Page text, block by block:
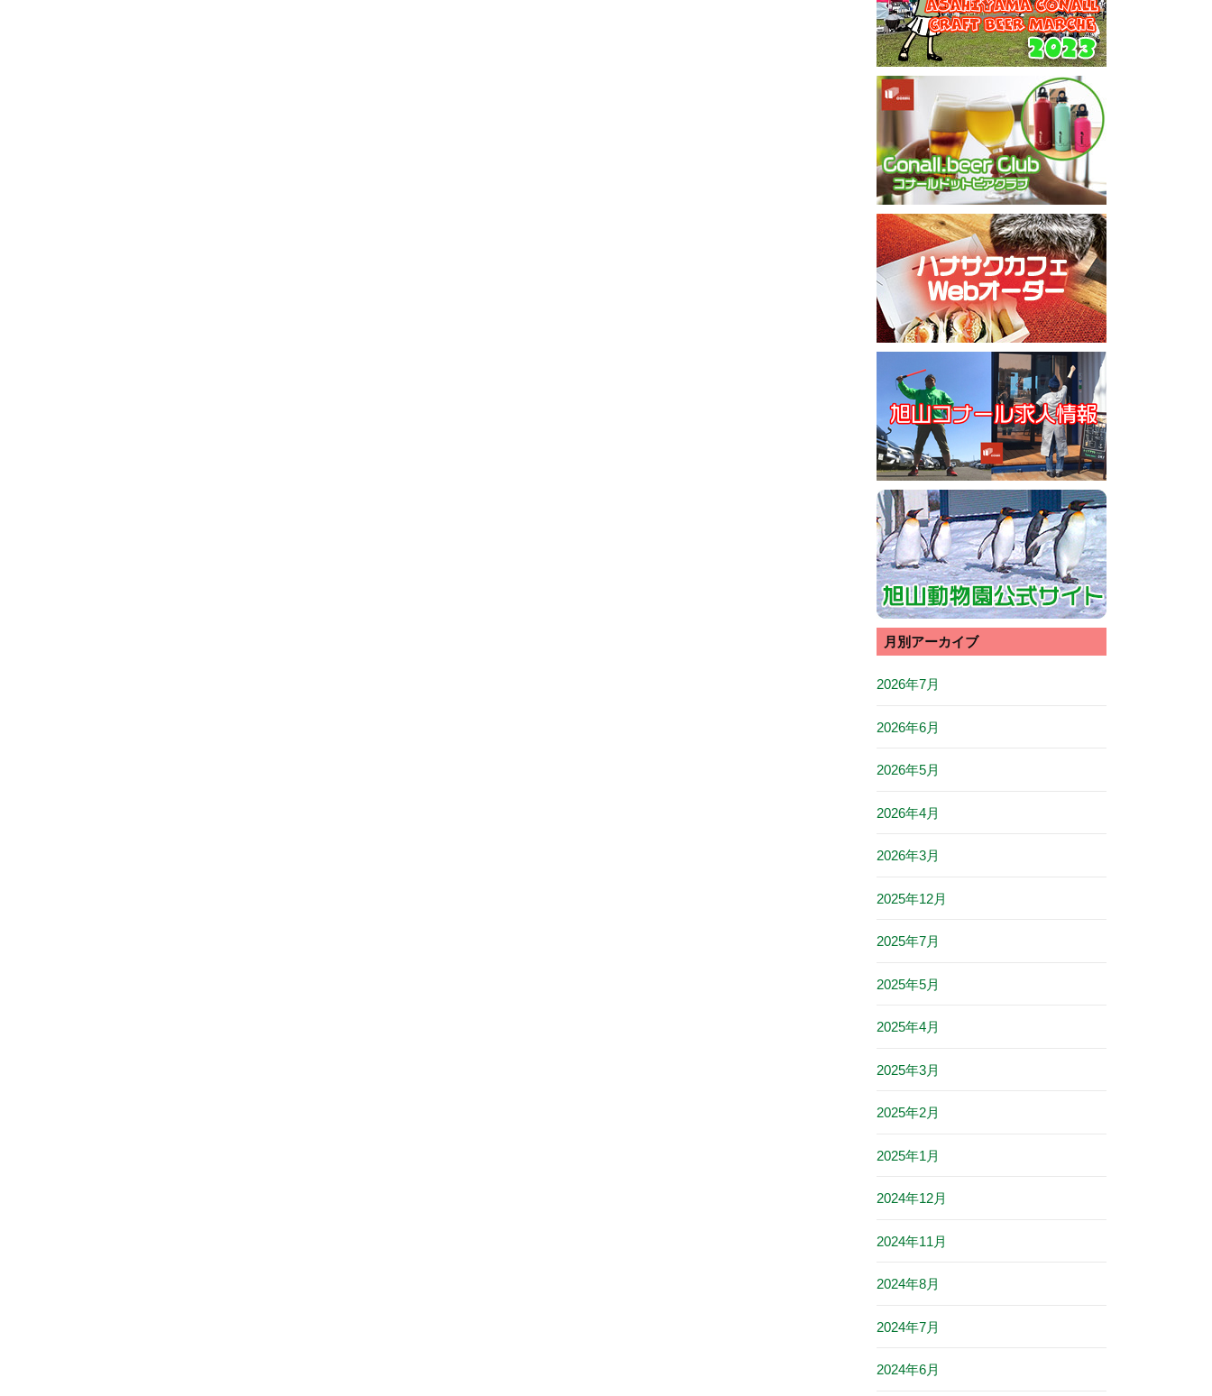
月別アーカイブ
2026年7月
2026年6月
2026年5月
2026年4月
2026年3月
2025年12月
2025年7月
2025年5月
2025年4月
2025年3月
2025年2月
2025年1月
2024年12月
2024年11月
2024年8月
2024年7月
2024年6月